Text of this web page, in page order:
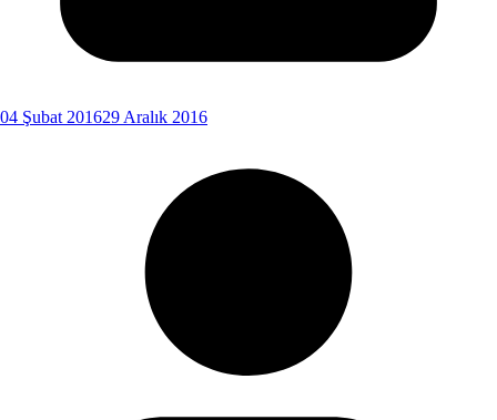
04 Şubat 201629 Aralık 2016